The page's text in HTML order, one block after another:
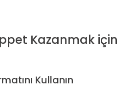
Kazanmak için
Kullanın